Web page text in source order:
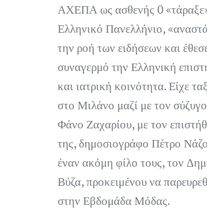
ΑΧΕΠΑ ως ασθενής 0
Ελληνικό Πανελλήνιο,
την ροή των ειδήσεων και
συναγερμό την Ελληνική
και ιατρική κοινότητα. Είχε
στο Μιλάνο μαζί με τον
Φάνο Ζαχαρίου, με τον
της, δημοσιογράφο Πέτρο
έναν ακόμη φίλο τους, τον
Βύζα, προκειμένου να
στην Εβδομάδα Μόδας.